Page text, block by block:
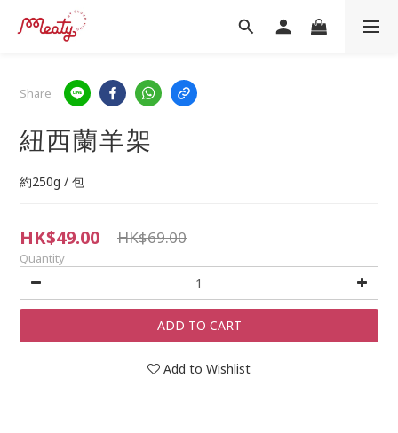
Share
紐西蘭羊架
約250g / 包
HK$49.00 HK$69.00
Quantity
ADD TO CART
Add to Wishlist